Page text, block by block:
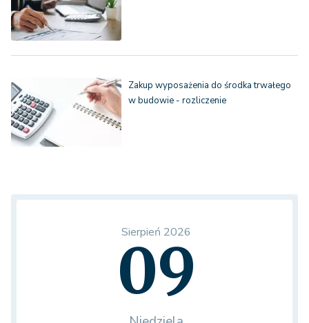
Zakup wyposażenia do środka trwałego
w budowie - rozliczenie
Sierpień 2026
09